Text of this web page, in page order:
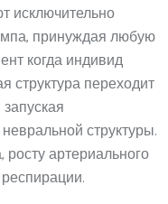
исключительно
принуждая любую
когда индивид
структура переходит
структуры.
артериального